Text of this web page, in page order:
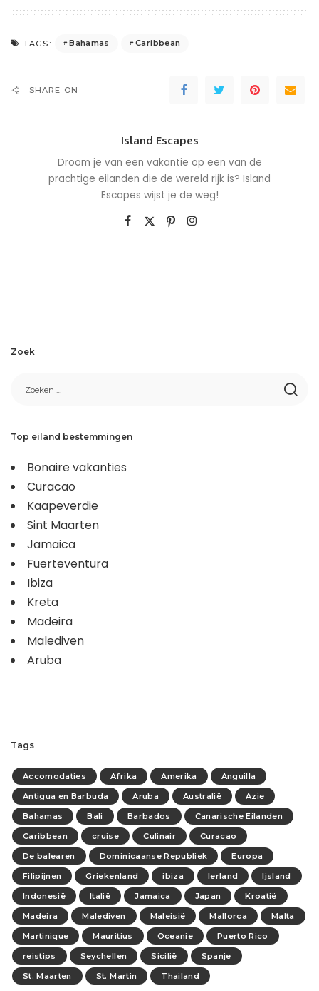
TAGS: Bahamas Caribbean
SHARE ON
Island Escapes
Droom je van een vakantie op een van de
prachtige eilanden die de wereld rijk is? Island
Escapes wijst je de weg!
Zoek
Top eiland bestemmingen
Bonaire vakanties
Curacao
Kaapeverdie
Sint Maarten
Jamaica
Fuerteventura
Ibiza
Kreta
Madeira
Malediven
Aruba
Tags
Accomodaties Afrika Amerika
Anguilla
Antigua en Barbuda
Aruba Australië
Azie
Bahamas
Bali Barbados
Canarische Eilanden
Caribbean
cruise Culinair
Curacao
De balearen
Dominicaanse Republiek
Europa
Filipijnen
Griekenland ibiza Ierland
Ijsland
Indonesië
Italië Jamaica Japan
Kroatië
Madeira
Malediven Maleisië Mallorca
Malta
Martinique
Mauritius Oceanie
Puerto Rico
reistips
Seychellen Sicilië
Spanje
St. Maarten
St. Martin Thailand